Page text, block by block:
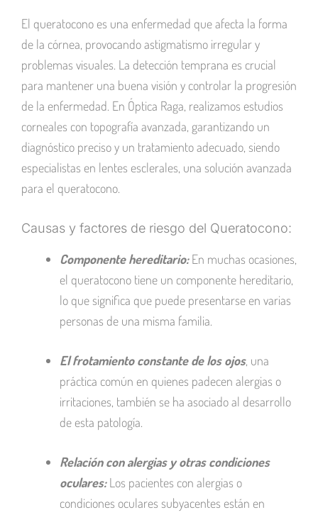
El queratocono es una enfermedad que afecta la forma
de la córnea, provocando astigmatismo irregular y
problemas visuales. La detección temprana es crucial
para mantener una buena visión y controlar la progresión
de la enfermedad. En Óptica Raga, realizamos estudios
corneales con topografía avanzada, garantizando un
diagnóstico preciso y un tratamiento adecuado, siendo
especialistas en lentes esclerales, una solución avanzada
para el queratocono.
Causas y factores de riesgo del Queratocono:
Componente hereditario:En muchas ocasiones,
el queratocono tiene un componente hereditario,
lo que significa que puede presentarse en varias
personas de una misma familia.
El frotamiento constante de los ojos, una
práctica común en quienes padecen alergias o
irritaciones, también se ha asociado al desarrollo
de esta patología.
Relación con alergias y otras condiciones
oculares:Los pacientes con alergias o
condiciones oculares subyacentes están en